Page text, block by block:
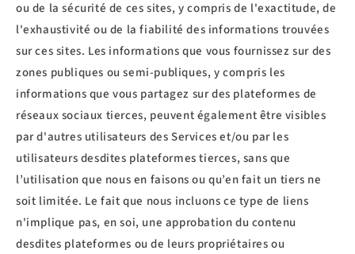
ou de la sécurité de ces sites, y compris de l'exactitude, de
l'exhaustivité ou de la fiabilité des informations trouvées
sur ces sites. Les informations que vous fournissez sur des
zones publiques ou semi-publiques, y compris les
informations que vous partagez sur des plateformes de
réseaux sociaux tierces, peuvent également être visibles
par d'autres utilisateurs des Services et/ou par les
utilisateurs desdites plateformes tierces, sans que
l’utilisation que nous en faisons ou qu’en fait un tiers ne
soit limitée. Le fait que nous incluons ce type de liens
n'implique pas, en soi, une approbation du contenu
desdites plateformes ou de leurs propriétaires ou